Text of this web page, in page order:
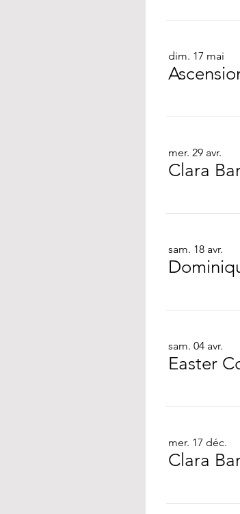
dim. 17 mai
mer. 29 avr.
Clara
sam. 18 avr.
sam. 04 avr.
Easter
mer. 17 déc.
Clara